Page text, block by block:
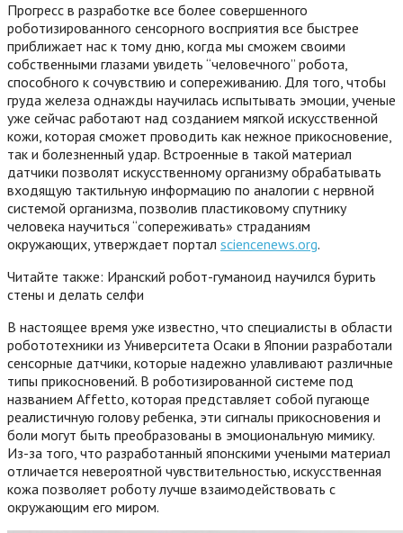
Прогресс в разработке все более совершенного
роботизированного сенсорного восприятия все быстрее
приближает нас к тому дню, когда мы сможем своими
собственными глазами увидеть “человечного” робота,
способного к сочувствию и сопереживанию. Для того, чтобы
груда железа однажды научилась испытывать эмоции, ученые
уже сейчас работают над созданием мягкой искусственной
кожи, которая сможет проводить как нежное прикосновение,
так и болезненный удар. Встроенные в такой материал
датчики позволят искусственному организму обрабатывать
входящую тактильную информацию по аналогии с нервной
системой организма, позволив пластиковому спутнику
человека научиться “сопереживать» страданиям
окружающих, утверждает портал sciencenews.org.
Читайте также: Иранский робот-гуманоид научился бурить
стены и делать селфи
В настоящее время уже известно, что специалисты в области
робототехники из Университета Осаки в Японии разработали
сенсорные датчики, которые надежно улавливают различные
типы прикосновений. В роботизированной системе под
названием Affetto, которая представляет собой пугающе
реалистичную голову ребенка, эти сигналы прикосновения и
боли могут быть преобразованы в эмоциональную мимику.
Из-за того, что разработанный японскими учеными материал
отличается невероятной чувствительностью, искусственная
кожа позволяет роботу лучше взаимодействовать с
окружающим его миром.